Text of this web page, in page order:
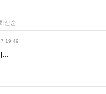
신순
19:49
...